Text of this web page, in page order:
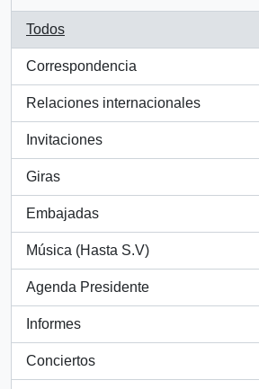
Todos
Correspondencia
, 36 resultados
Relaciones internacionales
, 5 resultados
Invitaciones
, 5 resultados
Giras
, 5 resultados
Embajadas
, 5 resultados
Música (Hasta S.V)
, 5 resultados
Agenda Presidente
, 2 resultados
Informes
, 2 resultados
Conciertos
, 2 resultados